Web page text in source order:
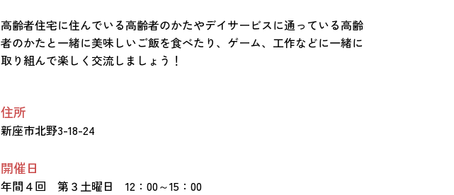
高齢者住宅に住んでいる高齢者のかたやデイサービスに通っている高齢
者のかたと一緒に美味しいご飯を食べたり、ゲーム、工作などに一緒に
取り組んで楽しく交流しましょう！
住所
新座市北野3-18-24
開催日
年間４回 第３土曜日 12：00～15：00